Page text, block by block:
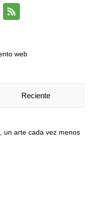
Reciente
un arte cada vez menos